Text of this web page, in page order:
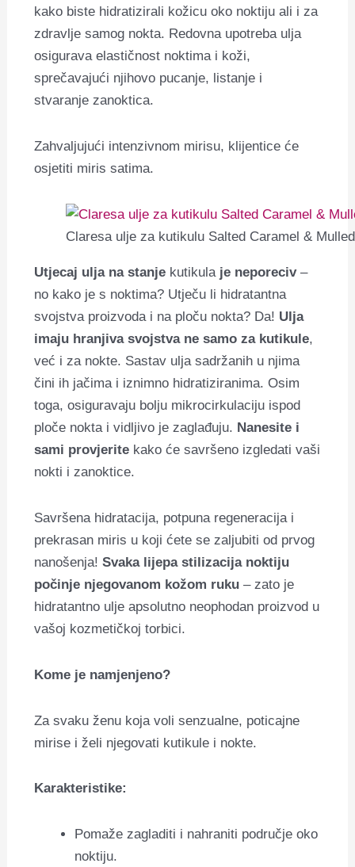
kako biste hidratizirali kožicu oko noktiju ali i za
zdravlje samog nokta. Redovna upotreba ulja
osigurava elastičnost noktima i koži,
sprečavajući njihovo pucanje, listanje i
stvaranje zanoktica.
Zahvaljujući intenzivnom mirisu, klijentice će
osjetiti miris satima.
Claresa ulje za kutikulu Salted Caramel &
Utjecaj ulja na stanje kutikula je neporeciv–
no kako je s noktima? Utječu li hidratantna
svojstva proizvoda i na ploču nokta? Da! Ulja
imaju hranjiva svojstva ne samo za kutikule,
već i za nokte. Sastav ulja sadržanih u njima
čini ih jačima i iznimno hidratiziranima. Osim
toga, osiguravaju bolju mikrocirkulaciju ispod
ploče nokta i vidljivo je zaglađuju. Nanesite i
sami provjerite kako će savršeno izgledati vaši
nokti i zanoktice.
Savršena hidratacija, potpuna regeneracija i
prekrasan miris u koji ćete se zaljubiti od prvog
nanošenja!Svaka lijepa stilizacija noktiju
počinje njegovanom kožom ruku – zato je
hidratantno ulje apsolutno neophodan proizvod u
vašoj kozmetičkoj torbici.
Kome je namjenjeno?
Za svaku ženu koja voli senzualne, poticajne
mirise i želi njegovati kutikule i nokte.
Karakteristike:
Pomaže zagladiti i nahraniti područje oko
noktiju.